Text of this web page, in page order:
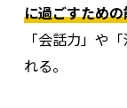
に過ごすため
「会話力」や
れる。